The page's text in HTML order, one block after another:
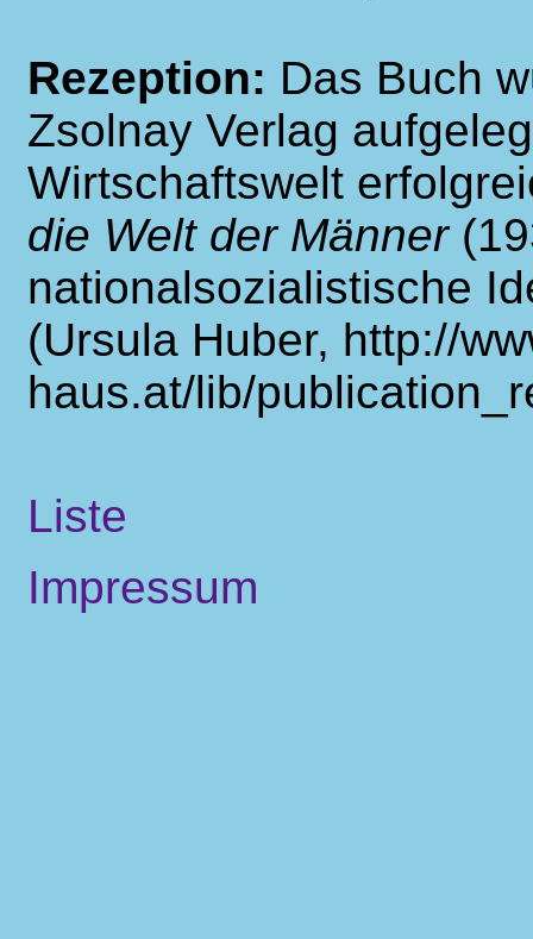
Rezeption: Das Buch
Zsolnay Verlag
Wirtschaftswelt
die Welt der Männer
nationalsozialistische
(Ursula Huber, http://
haus.at/lib/
Liste
Impressum